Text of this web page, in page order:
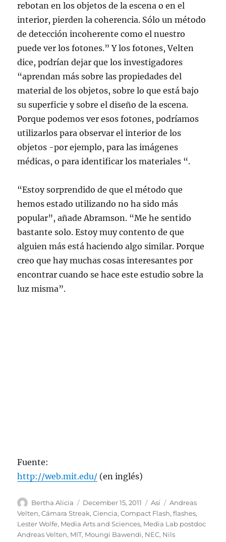
rebotan en los objetos de la escena o en el
interior, pierden la coherencia. Sólo un método
de detección incoherente como el nuestro
puede ver los fotones.” Y los fotones, Velten
dice, podrían dejar que los investigadores
“aprendan más sobre las propiedades del
material de los objetos, sobre lo que está bajo
su superficie y sobre el diseño de la escena.
Porque podemos ver esos fotones, podríamos
utilizarlos para observar el interior de los
objetos -por ejemplo, para las imágenes
médicas, o para identificar los materiales “.
“Estoy sorprendido de que el método que
hemos estado utilizando no ha sido más
popular”, añade Abramson. “Me he sentido
bastante solo. Estoy muy contento de que
alguien más está haciendo algo similar. Porque
creo que hay muchas cosas interesantes por
encontrar cuando se hace este estudio sobre la
luz misma”.
Fuente:
http://web.mit.edu/ (en inglés)
Author
Bertha Alicia
Posted
on
December 15, 2011 Categories
Así Tags
Andreas
Velten,Cámara Streak,Ciencia,Compact Flash,flashes,
Lester Wolfe, Media Arts and Sciences, Media Lab postdoc
Andreas Velten, MIT, Moungi Bawendi, NEC, Nils